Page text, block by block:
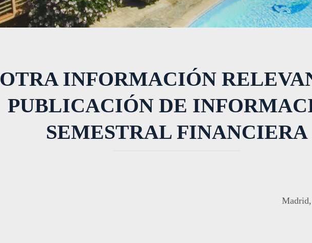
OTRA INFORMACIÓN
PUBLICACIÓN DE
SEMESTRAL FINANCIERA